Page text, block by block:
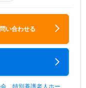
い合わせる